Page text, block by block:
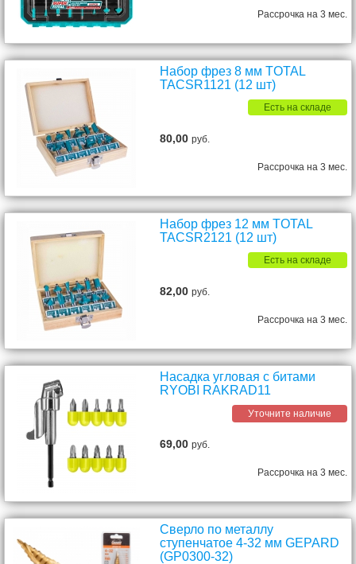
Рассрочка на 3 мес.
Набор фрез 8 мм TOTAL
TACSR1121 (12 шт)
Есть на складе
80,00руб.
Рассрочка на 3 мес.
Набор фрез 12 мм TOTAL
TACSR2121 (12 шт)
Есть на складе
82,00руб.
Рассрочка на 3 мес.
Насадка угловая с битами
RYOBI RAKRAD11
Уточните наличие
69,00руб.
Рассрочка на 3 мес.
Сверло по металлу
ступенчатое 4-32 мм GEPARD
(GP0300-32)